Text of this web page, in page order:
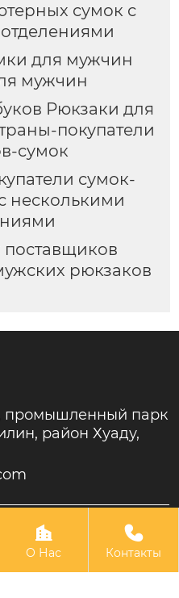
сумок с
для мужчин
мужчин
Рюкзаки для
покупатели
сумок
сумок-
несколькими
поставщиков
рюкзаков
промышленный парк
район Хуаду,
LEIYING BAGS CO.LTD.

О Нас

Контакты